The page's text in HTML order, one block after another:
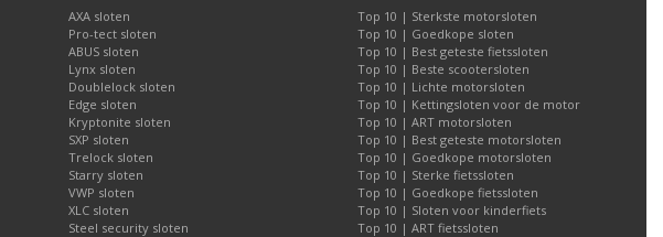
AXA sloten
Pro-tect sloten
ABUS sloten
Lynx sloten
Doublelock sloten
Edge sloten
Kryptonite sloten
SXP sloten
Trelock sloten
Starry sloten
VWP sloten
XLC sloten
Steel security sloten
Top 10 | Sterkste motorsloten
Top 10 | Goedkope sloten
Top 10 | Best geteste fietssloten
Top 10 | Beste scootersloten
Top 10 | Lichte motorsloten
Top 10 | Kettingsloten voor de motor
Top 10 | ART motorsloten
Top 10 | Best geteste motorsloten
Top 10 | Goedkope motorsloten
Top 10 | Sterke fietssloten
Top 10 | Goedkope fietssloten
Top 10 | Sloten voor kinderfiets
Top 10 | ART fietssloten